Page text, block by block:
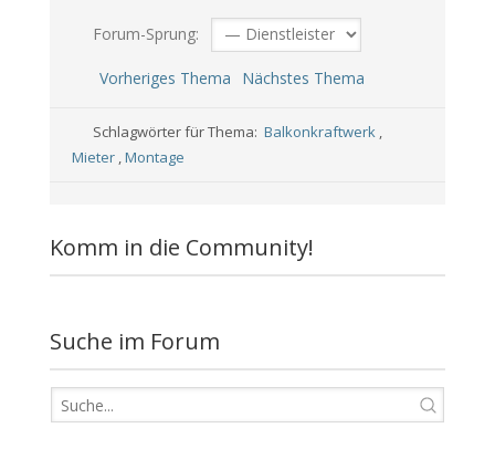
Forum-Sprung:
Vorheriges Thema Nächstes Thema
Schlagwörter für Thema:Balkonkraftwerk ,
Mieter ,Montage
Komm in die Community!
Suche im Forum